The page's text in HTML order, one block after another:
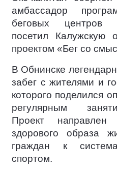
амбассадор
беговых центров
посетил Калужскую
проектом «Бег со
В Обнинске
забег с жителями и
которого поделился
регулярным
Проект направлен
здорового образа
граждан к
спортом.